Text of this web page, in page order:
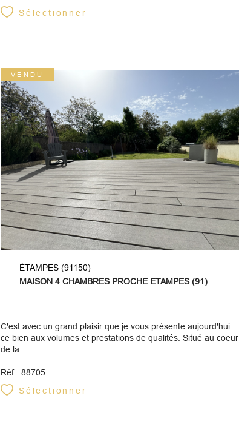
Sélectionner
VENDU
ÉTAMPES (91150)
MAISON 4 CHAMBRES PROCHE ETAMPES (91)
C'est avec un grand plaisir que je vous présente aujourd'hui
ce bien aux volumes et prestations de qualités. Situé au coeur
de la...
Réf : 88705
Sélectionner